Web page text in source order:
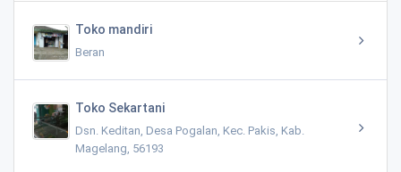
Toko mandiri
Beran
Toko Sekartani
Dsn. Keditan, Desa Pogalan, Kec. Pakis, Kab.
Magelang, 56193